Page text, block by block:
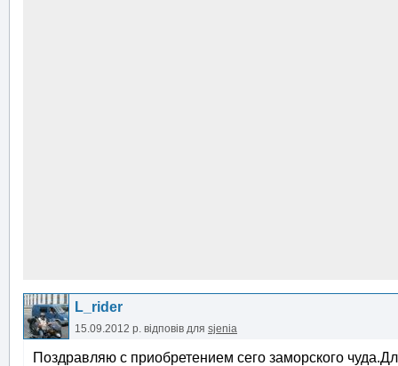
L_rider
15.09.2012 р. відповів для sjenia
Поздравляю с приобретением сего заморского